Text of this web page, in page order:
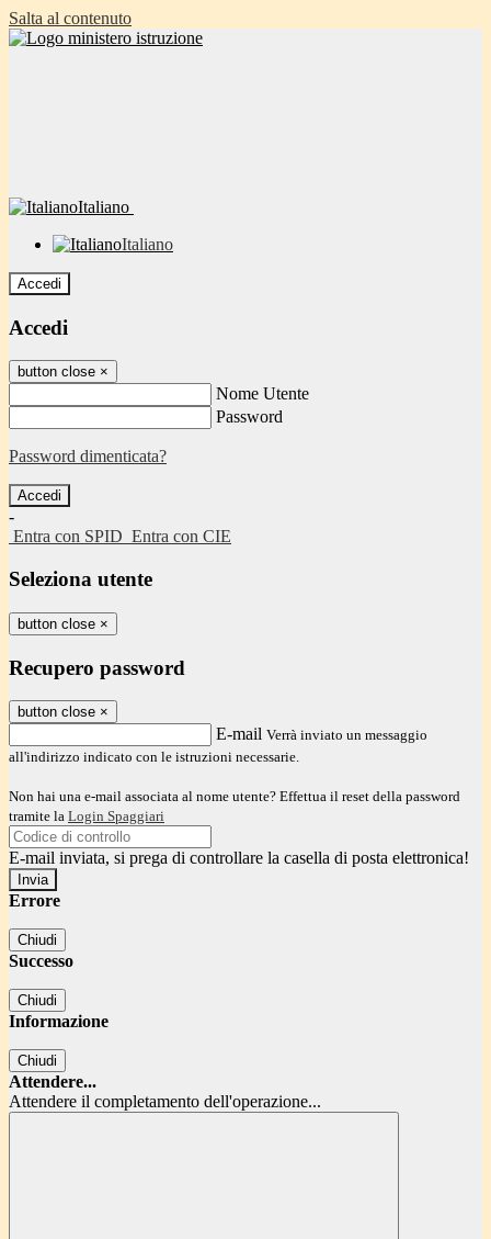
Salta al contenuto
Italiano
Italiano
Accedi
Accedi
button close ×
Nome Utente
Password
Password dimenticata?
-
Entra con SPID Entra con CIE
Seleziona utente
button close ×
Recupero password
button close ×
E-mail Verrà inviato un messaggio
all'indirizzo indicato con le istruzioni necessarie.
Non hai una e-mail associata al nome utente? Effettua il reset della password
tramite la Login Spaggiari
E-mail inviata, si prega di controllare la casella di posta elettronica!
Errore
Chiudi
Successo
Chiudi
Informazione
Chiudi
Attendere...
Attendere il completamento dell'operazione...